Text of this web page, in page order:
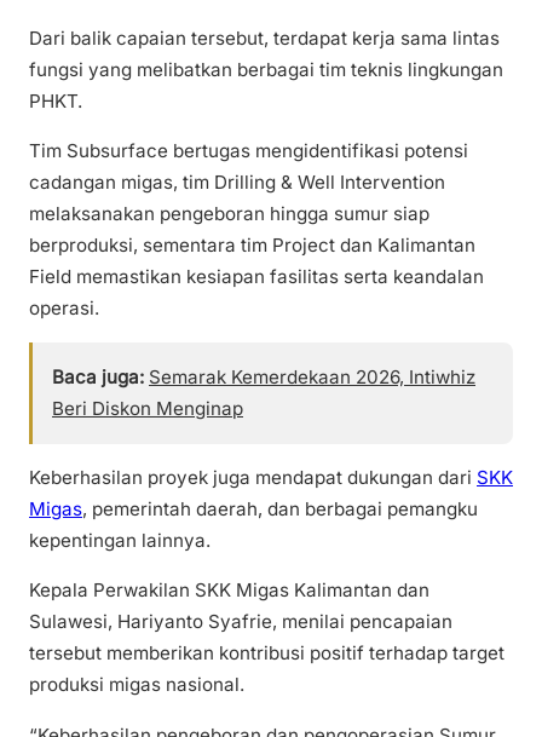
Dari balik capaian tersebut, terdapat kerja sama lintas
fungsi yang melibatkan berbagai tim teknis lingkungan
PHKT.
Tim Subsurface bertugas mengidentifikasi potensi
cadangan migas, tim Drilling & Well Intervention
melaksanakan pengeboran hingga sumur siap
berproduksi, sementara tim Project dan Kalimantan
Field memastikan kesiapan fasilitas serta keandalan
operasi.
Baca juga: Semarak Kemerdekaan 2026, Intiwhiz
Beri Diskon Menginap
Keberhasilan proyek juga mendapat dukungan dari SKK
Migas, pemerintah daerah, dan berbagai pemangku
kepentingan lainnya.
Kepala Perwakilan SKK Migas Kalimantan dan
Sulawesi, Hariyanto Syafrie, menilai pencapaian
tersebut memberikan kontribusi positif terhadap target
produksi migas nasional.